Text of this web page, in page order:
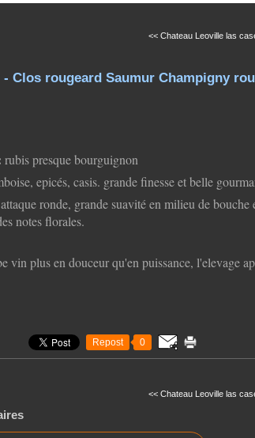
<< Chateau Leoville las
- Clos rougeard Saumur Champigny
rubis presque bourguignon
epicés, casis. grande finesse et belle
attaque ronde, grande suavité en milieu de
notes florales.
vin plus en douceur qu'en puissance, l'elevage
Repost 0
<< Chateau Leoville las